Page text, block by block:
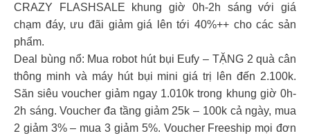
CRAZY FLASHSALE khung giờ 0h-2h sáng với giá
chạm đáy, ưu đãi giảm giá lên tới 40%++ cho các sản
phẩm.
Deal bùng nổ: Mua robot hút bụi Eufy – TẶNG 2 quà cân
thông minh và máy hút bụi mini giá trị lên đến 2.100k.
Săn siêu voucher giảm ngay 1.010k trong khung giờ 0h-
2h sáng. Voucher đa tầng giảm 25k – 100k cả ngày, mua
2 giảm 3% – mua 3 giảm 5%. Voucher Freeship mọi đơn